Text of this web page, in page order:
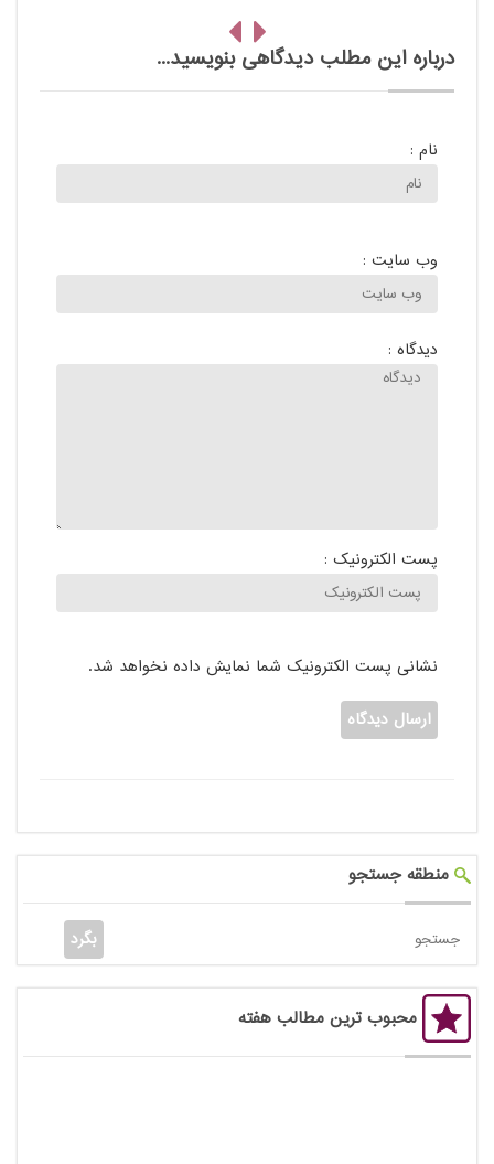
درباره این مطلب دیدگاهی بنویسید...
نام :
وب سایت :
دیدگاه :
پست الکترونیک :
نشانی پست الکترونیک شما نمایش داده نخواهد شد.
منطقه جستجو
محبوب ترین مطالب هفته